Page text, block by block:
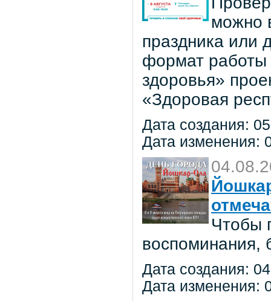
можно
праздника или
формат работы
здоровья»
«Здоровая
Дата создания:
Дата изменения:
Чтобы
воспоминания,
Дата создания:
Дата изменения: